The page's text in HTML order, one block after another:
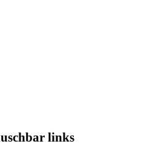
links